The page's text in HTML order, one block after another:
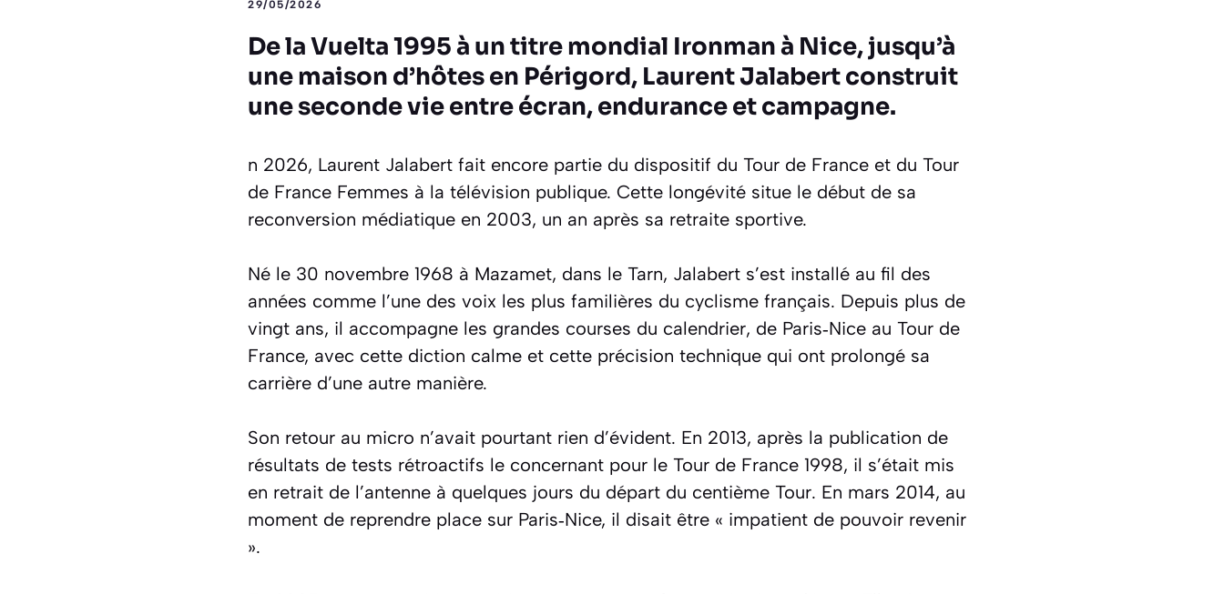
29/05/2026
De la Vuelta 1995 à un titre mondial Ironman à Nice, jusqu’à
une maison d’hôtes en Périgord, Laurent Jalabert construit
une seconde vie entre écran, endurance et campagne.
n 2026, Laurent Jalabert fait encore partie du dispositif du Tour de France et du Tour
de France Femmes à la télévision publique. Cette longévité situe le début de sa
reconversion médiatique en 2003, un an après sa retraite sportive.
Né le 30 novembre 1968 à Mazamet, dans le Tarn, Jalabert s’est installé au fil des
années comme l’une des voix les plus familières du cyclisme français. Depuis plus de
vingt ans, il accompagne les grandes courses du calendrier, de Paris‑Nice au Tour de
France, avec cette diction calme et cette précision technique qui ont prolongé sa
carrière d’une autre manière.
Son retour au micro n’avait pourtant rien d’évident. En 2013, après la publication de
résultats de tests rétroactifs le concernant pour le Tour de France 1998, il s’était mis
en retrait de l’antenne à quelques jours du départ du centième Tour. En mars 2014, au
moment de reprendre place sur Paris‑Nice, il disait être « impatient de pouvoir revenir
».